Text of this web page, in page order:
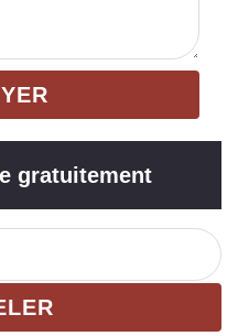
gratuitement